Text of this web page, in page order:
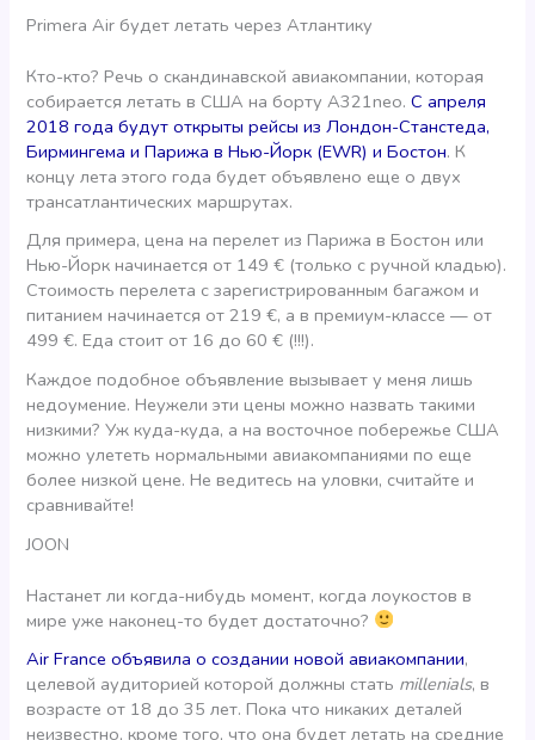
Primera Air будет летать через Атлантику
Кто-кто? Речь о скандинавской авиакомпании, которая
собирается летать в США на борту A321neo.С апреля
2018 года будут открыты рейсы из Лондон-Станстеда,
Бирмингема и Парижа в Нью-Йорк (EWR) и Бостон. К
концу лета этого года будет объявлено еще о двух
трансатлантических маршрутах.
Для примера, цена на перелет из Парижа в Бостон или
Нью-Йорк начинается от 149 € (только с ручной кладью).
Стоимость перелета с зарегистрированным багажом и
питанием начинается от 219 €, а в премиум-классе — от
499 €. Еда стоит от 16 до 60 € (!!!).
Каждое подобное объявление вызывает у меня лишь
недоумение. Неужели эти цены можно назвать такими
низкими? Уж куда-куда, а на восточное побережье США
можно улететь нормальными авиакомпаниями по еще
более низкой цене. Не ведитесь на уловки, считайте и
сравнивайте!
JOON
Настанет ли когда-нибудь момент, когда лоукостов в
мире уже наконец-то будет достаточно?
Air Francе объявила о создании новой авиакомпании,
целевой аудиторией которой должны стать millenials, в
возрасте от 18 до 35 лет. Пока что никаких деталей
неизвестно, кроме того, что она будет летать на средние